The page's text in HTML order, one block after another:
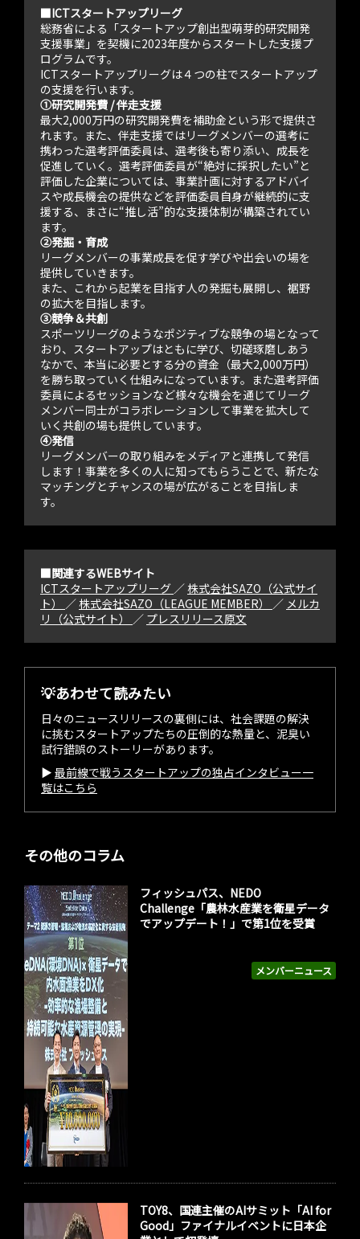
■ICTスタートアップリーグ
総務省による「スタートアップ創出型萌芽的研究開発
支援事業」を契機に2023年度からスタートした支援プ
ログラムです。
ICTスタートアップリーグは４つの柱でスタートアップ
の支援を行います。
①研究開発費 / 伴走支援
最大2,000万円の研究開発費を補助金という形で提供さ
れます。また、伴走支援ではリーグメンバーの選考に
携わった選考評価委員は、選考後も寄り添い、成長を
促進していく。選考評価委員が“絶対に採択したい”と
評価した企業については、事業計画に対するアドバイ
スや成長機会の提供などを評価委員自身が継続的に支
援する、まさに“推し活”的な支援体制が構築されてい
ます。
②発掘・育成
リーグメンバーの事業成長を促す学びや出会いの場を
提供していきます。
また、これから起業を目指す人の発掘も展開し、裾野
の拡大を目指します。
③競争＆共創
スポーツリーグのようなポジティブな競争の場となって
おり、スタートアップはともに学び、切磋琢磨しあう
なかで、本当に必要とする分の資金（最大2,000万円）
を勝ち取っていく仕組みになっています。また選考評価
委員によるセッションなど様々な機会を通じてリーグ
メンバー同士がコラボレーションして事業を拡大して
いく共創の場も提供しています。
④発信
リーグメンバーの取り組みをメディアと連携して発信
します！事業を多くの人に知ってもらうことで、新たな
マッチングとチャンスの場が広がることを目指しま
す。
■関連するWEBサイト
ICTスタートアップリーグ ／株式会社SAZO（公式サイ
ト） ／株式会社SAZO（LEAGUE MEMBER） ／ メルカ
リ（公式サイト） ／ プレスリリース原文
💡あわせて読みたい
日々のニュースリリースの裏側には、社会課題の解決
に挑むスタートアップたちの圧倒的な熱量と、泥臭い
試行錯誤のストーリーがあります。
▶︎ 最前線で戦うスタートアップの独占インタビュー一
覧はこちら
その他のコラム
メンバーニュース
フィッシュパス、NEDO
Challenge「農林水産業を衛星データ
でアップデート！」で第1位を受賞
TOY8、国連主催のAIサミット「AI for
Good」ファイナルイベントに日本企